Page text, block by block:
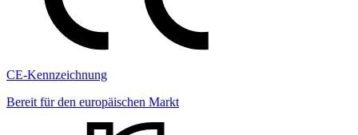
CE-Kennzeichnung
Bereit für den europäischen Markt